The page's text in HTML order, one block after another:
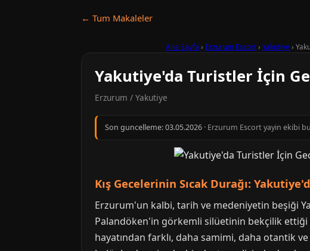
← Tum Makaleler
Ana Sayfa › Erzurum Escort› Yakutiye›
Yakutiye'da Turistler İçin
Erzurum / Yakutiye
Son guncelleme:03.05.2026 · Erzurum Escort yayin ekibi
Kış Gecelerinin Sıcak Durağı:
Erzurum'un kalbi, tarih ve medeniyetin beşiği
Palandöken'in görkemli silüetinin bekçilik
hayatından farklı, daha samimi, daha otantik